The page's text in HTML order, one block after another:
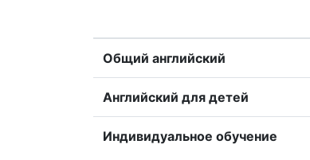
Общий английский
Английский для детей
Индивидуальное обучение